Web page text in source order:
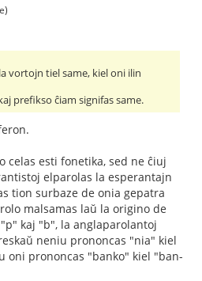
vortojn tiel same, kiel oni ilin
prefikso ĉiam signifas same.
celas esti fonetika, sed ne ĉiuj
elparolas la esperantajn
tion surbaze de onia gepatra
malsamas laŭ la origino de
kaj "b", la anglaparolantoj
neniu prononcas "nia" kiel
oni prononcas "banko" kiel "ban-